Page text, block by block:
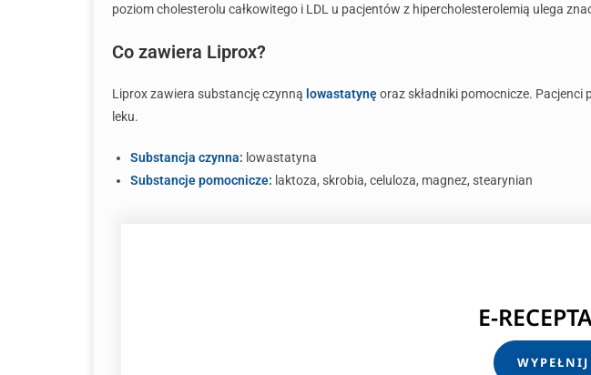
poziom cholesterolu całkowitego i LDL u pacjentów z hipercholesterolemią ulega
Co zawiera Liprox?
Liprox zawiera substancję czynną lowastatynęoraz składniki pomocnicze.
leku.
Substancja czynna: lowastatyna
Substancje pomocnicze: laktoza, skrobia, celuloza, magnez, stearynian
E-